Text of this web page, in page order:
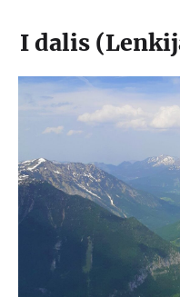
I dalis